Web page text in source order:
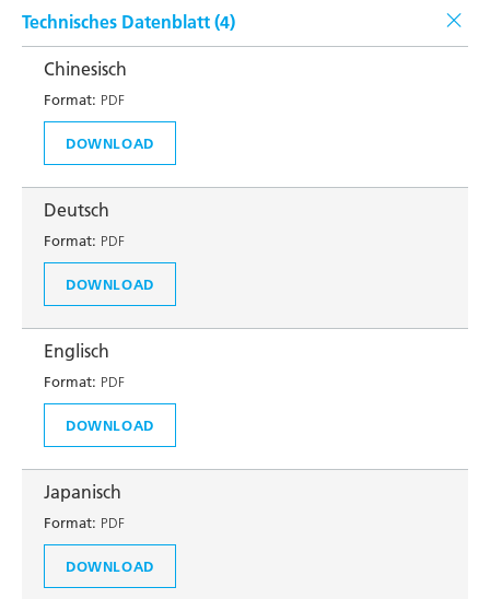
Technisches Datenblatt (4)
Chinesisch
Format: PDF
DOWNLOAD
Deutsch
Format: PDF
DOWNLOAD
Englisch
Format: PDF
DOWNLOAD
Japanisch
Format: PDF
DOWNLOAD